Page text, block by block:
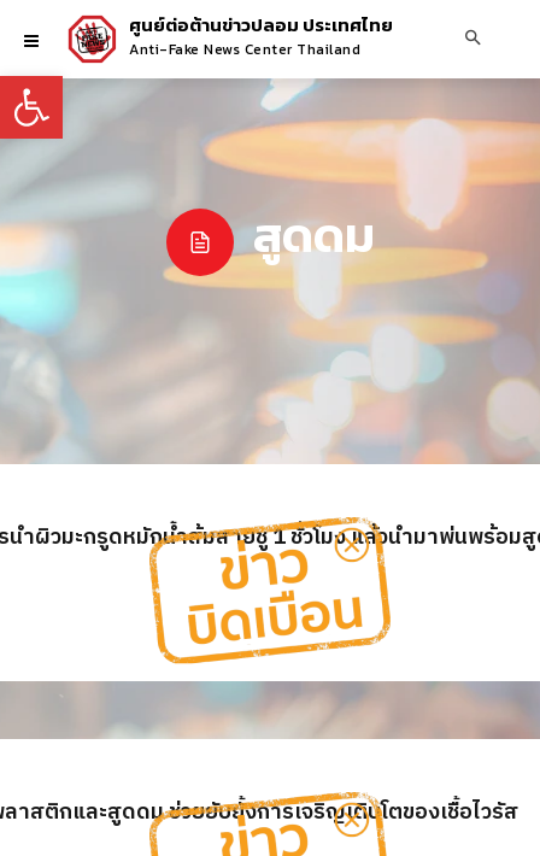
Open toolbar
ศูนย์ต่อต้านข่าวปลอม ประเทศไทย
Anti-Fake News Center Thailand
สูดดม
นำผิวมะกรูดหมักน้ำส้มสายชู 1 ชั่วโมง แล้วนำมาพ่นพร้อม
าสติกและสูดดม ช่วยยับยั้งการเจริญเติบโตของเชื้อไวรัส